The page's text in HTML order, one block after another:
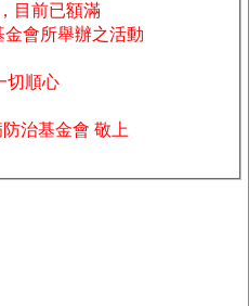
目前已額滿
會所舉辦之活動
切順心
治基金會 敬上